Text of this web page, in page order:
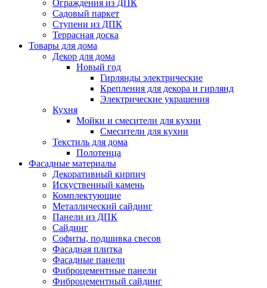
Ограждения из ДПК
Садовый паркет
Ступени из ДПК
Террасная доска
Товары для дома
Декор для дома
Новый год
Гирлянды электрические
Крепления для декора и гирлянд
Электрические украшения
Кухня
Мойки и смесители для кухни
Смесители для кухни
Текстиль для дома
Полотенца
Фасадные материалы
Декоративный кирпич
Искуственный камень
Комплектующие
Металлический сайдинг
Панели из ДПК
Сайдинг
Софиты, подшивка свесов
Фасадная плитка
Фасадные панели
Фиброцементные панели
Фиброцементный сайдинг